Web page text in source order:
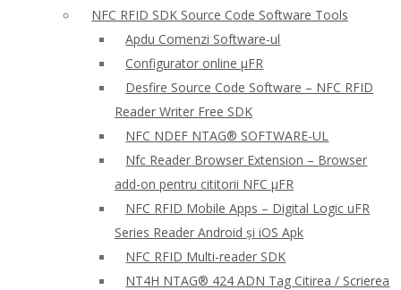
NFC RFID SDK Source Code Software Tools
Apdu Comenzi Software-ul
Configurator online μFR
Desfire Source Code Software – NFC RFID
Reader Writer Free SDK
NFC NDEF NTAG® SOFTWARE-UL
Nfc Reader Browser Extension – Browser
add-on pentru cititorii NFC μFR
NFC RFID Mobile Apps – Digital Logic uFR
Series Reader Android și iOS Apk
NFC RFID Multi-reader SDK
NT4H NTAG® 424 ADN Tag Citirea / Scrierea